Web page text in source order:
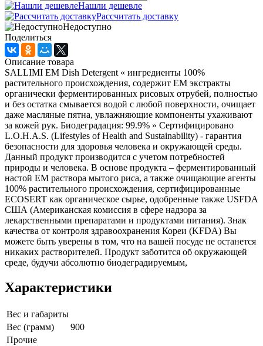
Нашли дешевле
Рассчитать доставку
Недоступно
Поделиться
Описание товара
SALLIMI EM Dish Detergent « ингредиенты 100%
растительного происхождения, содержит EМ экстракты
органически ферментированных рисовых отрубей, полностью
и без остатка смывается водой с любой поверхности, очищает
даже масляные пятна, увлажняющие компоненты ухаживают
за кожей рук. Биодеградация: 99.9% » Сертифицировано
L.O.H.A.S. (Lifestyles of Health and Sustainability) - гарантия
безопасности для здоровья человека и окружающей среды.
Данный продукт производится с учетом потребностей
природы и человека. В основе продукта – ферментированный
настой ЕМ раствора мытого риса, а также очищающие агенты
100% растительного происхождения, сертифицированные
ECOSERT как органическое сырье, одобренные также USFDA
США (Американская комиссия в сфере надзора за
лекарственными препаратами и продуктами питания). Знак
качества от контроля здравоохранения Кореи (KFDA) Вы
можете быть уверены в том, что на вашей посуде не останется
никаких растворителей. Продукт заботится об окружающей
среде, будучи абсолютно биодеградируемым,
Характеристики
Вес и габариты
Вес (грамм)
900
Прочие